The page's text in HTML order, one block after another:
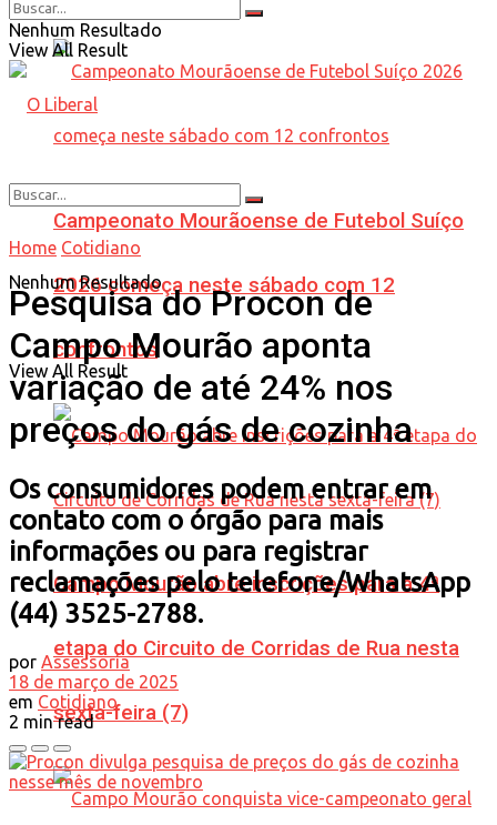
Campeonato Mourãoense de Futebol Suíço
2026 começa neste sábado com 12
confrontos
Campo Mourão abre inscrições para a 4ª
etapa do Circuito de Corridas de Rua nesta
sexta-feira (7)
Nenhum Resultado
View All Result
Nenhum Resultado
View All Result
Home Cotidiano
Pesquisa do Procon de
Campo Mourão aponta
variação de até 24% nos
preços do gás de cozinha
Os consumidores podem entrar em
contato com o órgão para mais
informações ou para registrar
reclamações pelo telefone/WhatsApp
(44) 3525-2788.
por Assessoria
18 de março de 2025
em Cotidiano
2 min read